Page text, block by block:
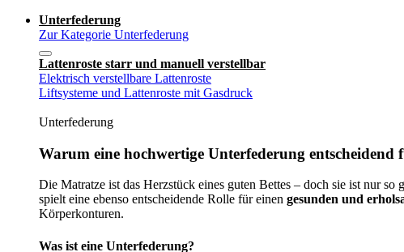
Unterfederung
Zur Kategorie Unterfederung
Lattenroste starr und manuell verstellbar
Elektrisch verstellbare Lattenroste
Liftsysteme und Lattenroste mit Gasdruck
Unterfederung
Warum eine hochwertige Unterfederung
Die Matratze ist das Herzstück eines guten Bettes – doch sie ist nur so
spielt eine ebenso entscheidende Rolle für einen gesunden und
Körperkonturen.
Was ist eine Unterfederung?